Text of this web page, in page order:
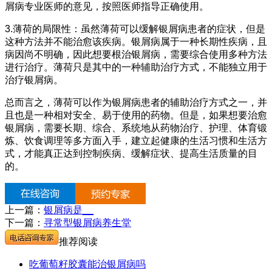
屑病专业医师的意见，按照医师指导正确使用。
3.薄荷的局限性：虽然薄荷可以缓解银屑病患者的症状，但是
这种方法并不能治愈该疾病。银屑病属于一种长期性疾病，且
病因尚不明确，因此想要根治银屑病，需要综合使用多种方法
进行治疗。薄荷只是其中的一种辅助治疗方式，不能独立用于
治疗银屑病。
总而言之，薄荷可以作为银屑病患者的辅助治疗方式之一，并
且也是一种相对安全、易于使用的药物。但是，如果想要治愈
银屑病，需要长期、综合、系统地从药物治疗、护理、体育锻
炼、饮食调理等多方面入手，建立起健康的生活习惯和生活方
式，才能真正达到控制疾病、缓解症状、提高生活质量的目
的。
上一篇： 银屑病是__
下一篇： 寻常型银屑病养生堂
推荐阅读
吃葡萄籽胶囊能治银屑病吗